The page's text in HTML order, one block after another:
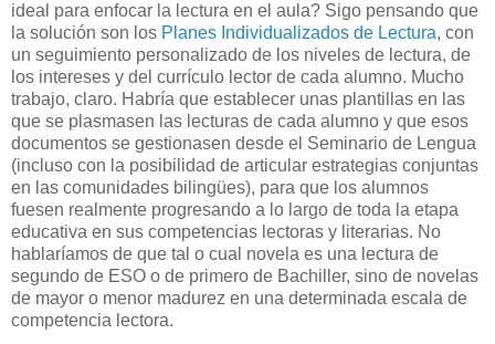
ideal para enfocar la lectura en el aula? Sigo pensando que
la solución son los Planes Individualizados de Lectura, con
un seguimiento personalizado de los niveles de lectura, de
los intereses y del currículo lector de cada alumno. Mucho
trabajo, claro. Habría que establecer unas plantillas en las
que se plasmasen las lecturas de cada alumno y que esos
documentos se gestionasen desde el Seminario de Lengua
(incluso con la posibilidad de articular estrategias conjuntas
en las comunidades bilingües), para que los alumnos
fuesen realmente progresando a lo largo de toda la etapa
educativa en sus competencias lectoras y literarias. No
hablaríamos de que tal o cual novela es una lectura de
segundo de ESO o de primero de Bachiller, sino de novelas
de mayor o menor madurez en una determinada escala de
competencia lectora.